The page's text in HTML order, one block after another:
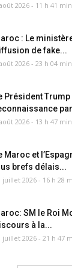
2026 - 11 h 41 min
: Le
de fake...
2026 - 23 h 04 min
Président
2026 - 13 h 47 min
Maroc et
brefs délais...
juillet 2026 - 16 h 28
SM le Roi
à la...
juillet 2026 - 21 h 47